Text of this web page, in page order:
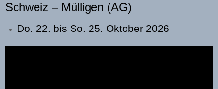
Schweiz – Mülligen (AG)
Do. 22. bis So. 25. Oktober 2026